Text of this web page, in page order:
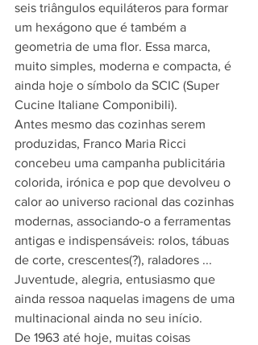
seis triângulos equiláteros para formar
um hexágono que é também a
geometria de uma flor. Essa marca,
muito simples, moderna e compacta, é
ainda hoje o símbolo da SCIC (Super
Cucine Italiane Componibili).
Antes mesmo das cozinhas serem
produzidas, Franco Maria Ricci
concebeu uma campanha publicitária
colorida, irónica e pop que devolveu o
calor ao universo racional das cozinhas
modernas, associando-o a ferramentas
antigas e indispensáveis: rolos, tábuas
de corte, crescentes(?), raladores ...
Juventude, alegria, entusiasmo que
ainda ressoa naquelas imagens de uma
multinacional ainda no seu início.
De 1963 até hoje, muitas coisas